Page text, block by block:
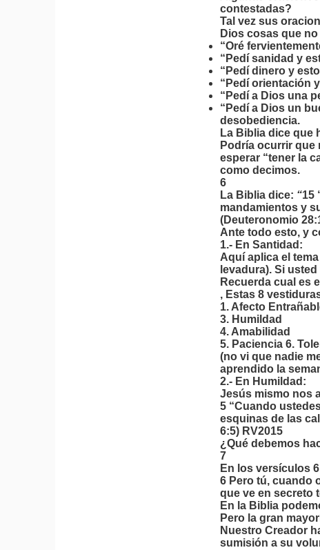
contestadas?
Tal vez sus
Dios cosas que
“Oré
“Pedí sanidad y
“Pedí dinero y
“Pedí orientación
“Pedí a Dios una
“Pedí a Dios un
desobediencia.
La Biblia dice que
Podría ocurrir que
esperar “tener la
como decimos.
6
La Biblia dice: “15
mandamientos y
(Deuteronomio
Ante todo esto, y
1.- En Santidad:
Aquí aplica el
levadura). Si
Recuerda cual es
, Estas 8
1. Afecto
3. Humildad
4. Amabilidad
5. Paciencia 6.
(no vi que nadie
aprendido la
2.- En Humildad:
Jesús mismo nos
5 “Cuando
esquinas de las
6:5) RV2015
¿Qué debemos
7
En los versículos
6 Pero tú, cuando
que ve en secreto
En la Biblia
Pero la gran
Nuestro Creador
sumisión a su